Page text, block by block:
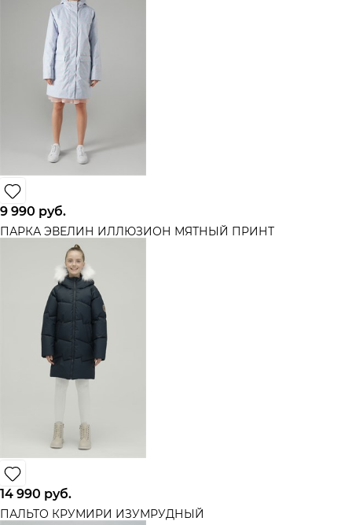
9 990 руб.
ПАРКА ЭВЕЛИН ИЛЛЮЗИОН МЯТНЫЙ ПРИНТ
14 990 руб.
ПАЛЬТО КРУМИРИ ИЗУМРУДНЫЙ